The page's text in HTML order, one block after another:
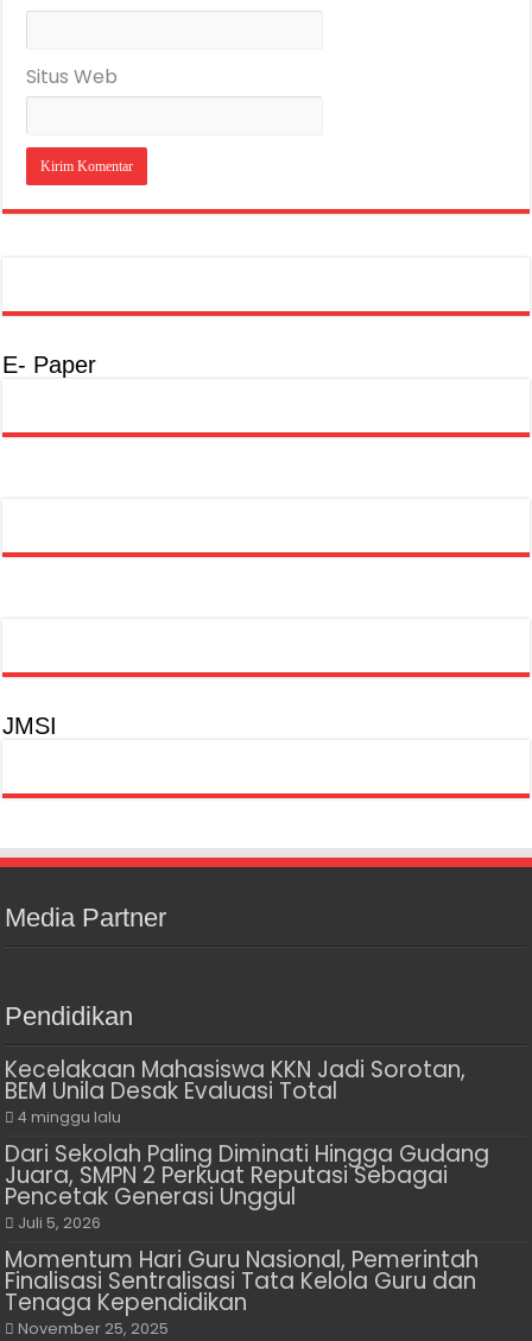
Situs Web
E- Paper
JMSI
Media Partner
Pendidikan
Kecelakaan Mahasiswa KKN Jadi Sorotan,
BEM Unila Desak Evaluasi Total
4 minggu lalu
Dari Sekolah Paling Diminati Hingga Gudang
Juara, SMPN 2 Perkuat Reputasi Sebagai
Pencetak Generasi Unggul
Juli 5, 2026
Momentum Hari Guru Nasional, Pemerintah
Finalisasi Sentralisasi Tata Kelola Guru dan
Tenaga Kependidikan
November 25, 2025